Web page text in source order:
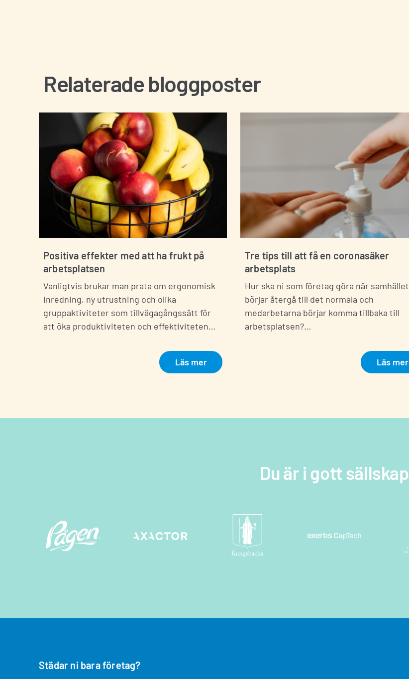
Relaterade bloggposter
Positiva effekter med att ha frukt på
arbetsplatsen
Vanligtvis brukar man prata om ergonomisk
inredning, ny utrustning och olika
gruppaktiviteter som tillvägagångssätt för
att öka produktiviteten och effektiviteten…
Läs mer
Tre tips till att få en coronasäker
arbetsplats
Hur ska ni som företag göra när samhället
börjar återgå till det normala och
medarbetarna börjar komma tillbaka till
arbetsplatsen?…
Läs mer
Du är i gott sällskap
Städar ni bara företag?